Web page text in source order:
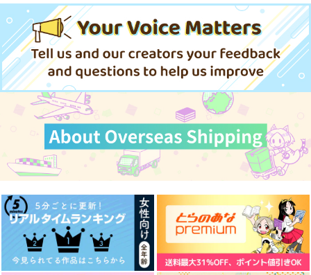
アイス型アクリルキー
ホルダー
おにぎりくらぶ
825 円（税込）
ジョシュア×クライヴ
サンプル
作品詳細
なんでもない特別なあ
はーとふるひよこくら
ぶ
944円
ハーツラビュル寮生×女監督生
サンプル
作品詳細
龍楽モンちゃんくらぶ
Chu!お酒飲んでごめ
629円 （税込）
十龍之介×八乙女楽
サンプル
作品詳細
カート カート
とっぱつ！！！！
めぐる
787円（税込）
名探偵コナン
赤井秀一×安室透
かまきりに似ている
くもにのる
専売 715 （税込）
名探偵コナン
赤井秀一×安室透
ないしょのはなし2
黒風白雨
1,100円（税込）
名探偵コナン
赤井秀一×安室透
怪異について 下
一迅社
1,320円 （税込）
サンプル
作品詳細
界情緒夢想曲 完全生
産限定版
9,900円（税込）
サンプル
作品詳細